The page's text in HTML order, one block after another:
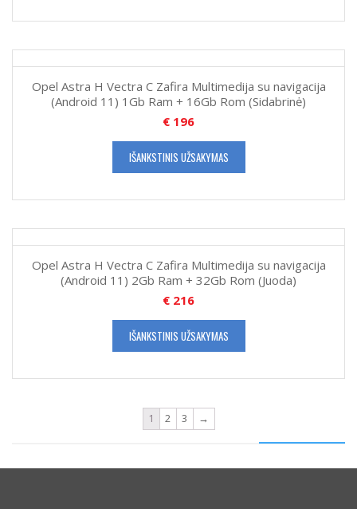
Opel Astra H Vectra C Zafira Multimedija su navigacija
(Android 11) 1Gb Ram + 16Gb Rom (Sidabrinė)
€ 196
IŠANKSTINIS UŽSAKYMAS
Opel Astra H Vectra C Zafira Multimedija su navigacija
(Android 11) 2Gb Ram + 32Gb Rom (Juoda)
€ 216
IŠANKSTINIS UŽSAKYMAS
1 2 3 →